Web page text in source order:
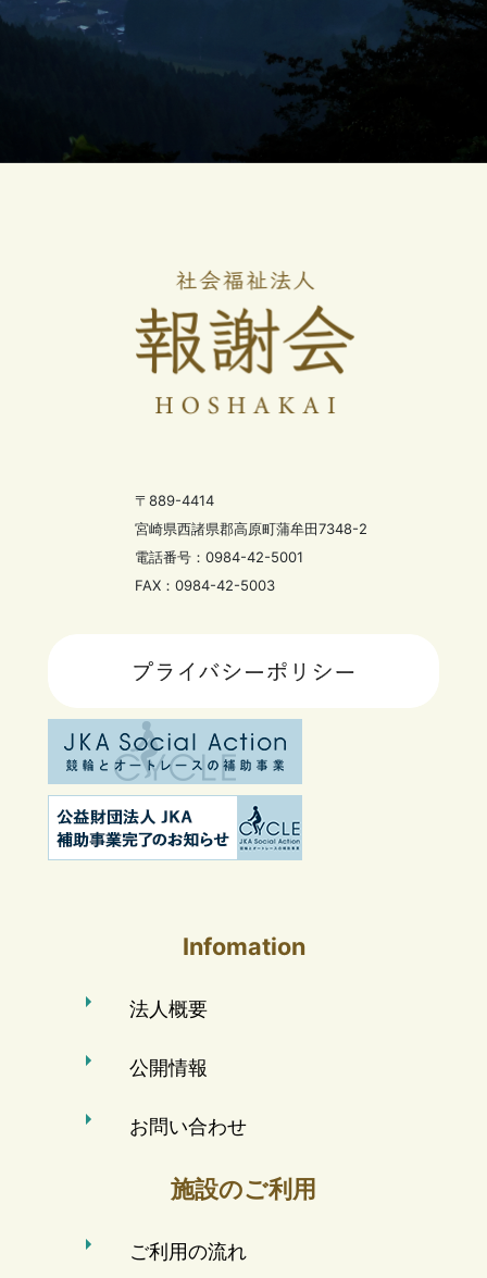
〒889-4414
宮崎県西諸県郡高原町蒲牟田7348-2
電話番号：0984-42-5001
FAX：0984-42-5003
Infomation
法人概要
公開情報
お問い合わせ
施設のご利用
ご利用の流れ